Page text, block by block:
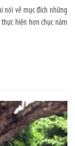
nói về mục đích những
hiện hơn chục năm